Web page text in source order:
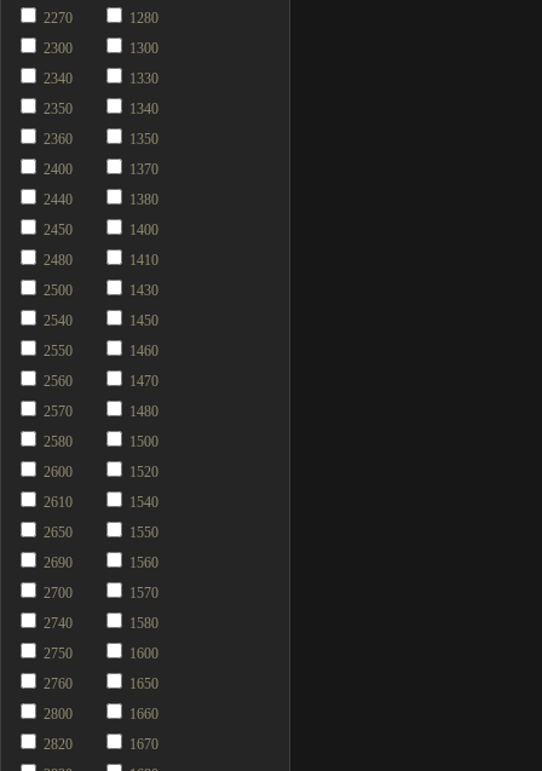
2270
2300
2340
2350
2360
2400
2440
2450
2480
2500
2540
2550
2560
2570
2580
2600
2610
2650
2690
2700
2740
2750
2760
2800
2820
1280
1300
1330
1340
1350
1370
1380
1400
1410
1430
1450
1460
1470
1480
1500
1520
1540
1550
1560
1570
1580
1600
1650
1660
1670